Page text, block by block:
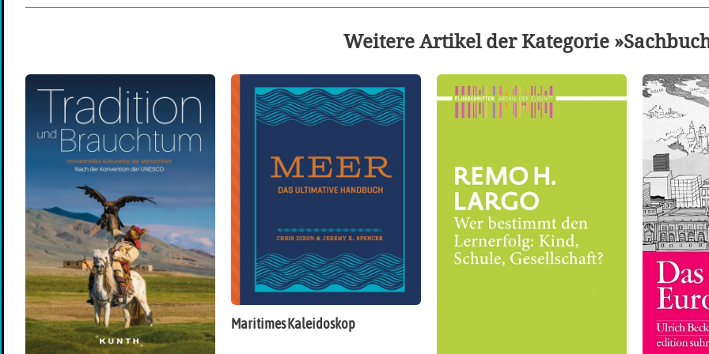
Weitere Artikel der Kategorie
Maritimes Kaleidoskop